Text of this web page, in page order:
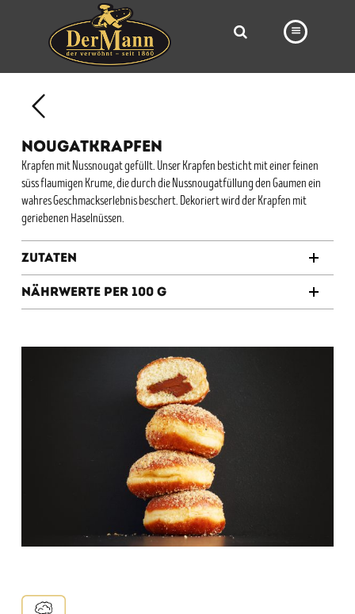
BÄCKEREI
BROTWAY
KARRIERE
NOUGATKRAPFEN
Krapfen mit Nussnougat gefüllt. Unser Krapfen besticht mit einer feinen
süss flaumigen Krume, die durch die Nussnougatfüllung den Gaumen ein
wahres Geschmackserlebnis beschert. Dekoriert wird der Krapfen mit
geriebenen Haselnüssen.
Zutaten
Nährwerte per 100 g